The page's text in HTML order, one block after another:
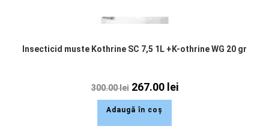
Insecticid muste Kothrine SC 7,5 1L +K-othrine WG 20 gr
300.00lei 267.00 lei
Adaugă în coș